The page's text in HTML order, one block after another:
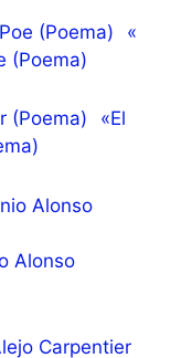
«
(Poema)
«El
Alonso